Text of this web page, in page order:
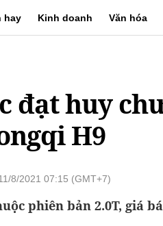
hay Kinh doanh Văn hóa
đạt huy
H9
8/2021 07:15 (GMT+7)
phiên bản 2.0T, giá